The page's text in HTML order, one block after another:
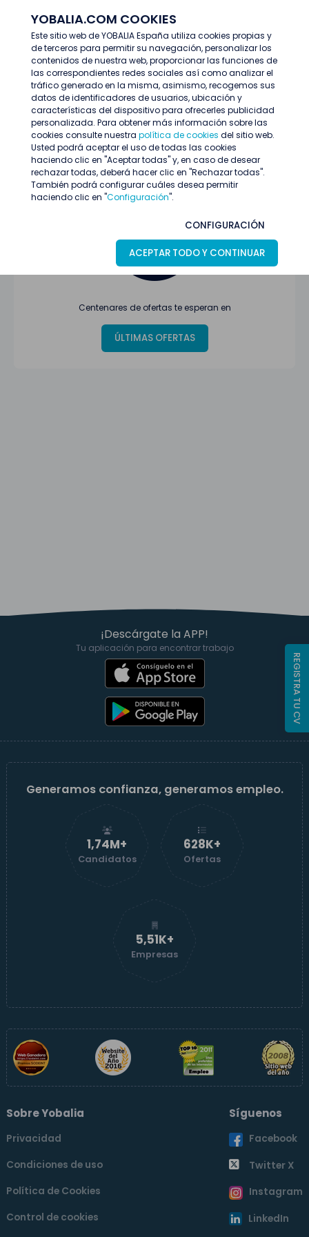
YOBALIA.COM COOKIES
Este sitio web de YOBALIA España utiliza cookies propias y
de terceros para permitir su navegación, personalizar los
contenidos de nuestra web, proporcionar las funciones de
las correspondientes redes sociales así como analizar el
tráfico generado en la misma, asimismo, recogemos sus
datos de identificadores de usuarios, ubicación y
características del dispositivo para ofrecerles publicidad
personalizada. Para obtener más información sobre las
cookies consulte nuestra política de cookies del sitio web.
Usted podrá aceptar el uso de todas las cookies
haciendo clic en "Aceptar todas" y, en caso de desear
rechazar todas, deberá hacer clic en "Rechazar todas".
También podrá configurar cuáles desea permitir
haciendo clic en "Configuración".
CONFIGURACIÓN
ACEPTAR TODO Y CONTINUAR
Últimas ofertas
Oferta no encontrada o ha finalizado su
proceso de selección
Centenares de ofertas te esperan en
ÚLTIMAS OFERTAS
¡Descárgate la APP!
Tu aplicación para encontrar trabajo
Generamos confianza, generamos empleo.
1,74M+
Candidatos
629K+
Ofertas
5,51K+
Empresas
Sobre Yobalia
Privacidad
Condiciones de uso
Política de Cookies
Control de cookies
Síguenos
Facebook
Twitter X
Instagram
LinkedIn
REGISTRA TU CV